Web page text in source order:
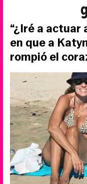
“¿Iré a actuar
en que a
rompió el